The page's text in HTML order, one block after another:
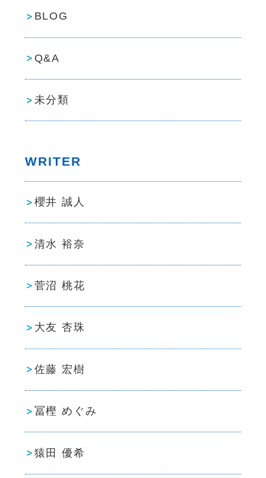
BLOG
Q&A
未分類
WRITER
櫻井 誠人
清水 裕奈
菅沼 桃花
大友 杏珠
佐藤 宏樹
冨樫 めぐみ
猿田 優希